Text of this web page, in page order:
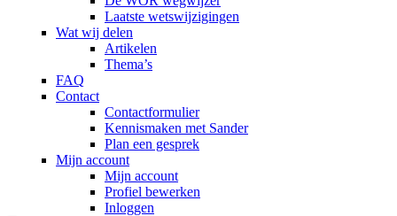
Laatste wetswijzigingen
Wat wij delen
Artikelen
Thema’s
FAQ
Contact
Contactformulier
Kennismaken met Sander
Plan een gesprek
Mijn account
Mijn account
Profiel bewerken
Inloggen